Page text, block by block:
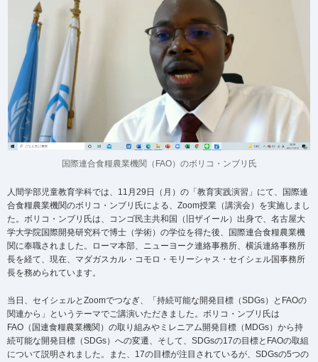
国際連合食糧農業機関（FAO）のボリコ・ンブリ氏
人間学部児童教育学科では、11月29日（月）の「教育実践演習」にて、国際連
合食糧農業機関のボリコ・ンブリ氏による、Zoom授業（講演会）を実施しまし
た。ボリコ・ンブリ氏は、コンゴ民主共和国（旧ザイール）出身で、名古屋大
学大学院国際開発研究科で博士（学術）の学位を得た後、国際連合食糧農業機
関に奉職されました。ローマ本部、ニューヨーク連絡事務所、横浜連絡事務所
長を経て、現在、マダガスカル・コモロ・モリーシャス・セイシェル国事務所
長を務められています。
当日、セイシェルとZoomでつなぎ、「持続可能な開発目標（SDGs）とFAOの
関連から」というテーマでご講演いただきました。ボリコ・ンブリ氏は
FAO（国連食糧農業機関）の取り組みやミレニアム開発目標（MDGs）から持
続可能な開発目標（SDGs）への変遷、そして、SDGsの17の目標とFAOの取組
について説明されました。また、17の目標が注目されているが、SDGsの5つの